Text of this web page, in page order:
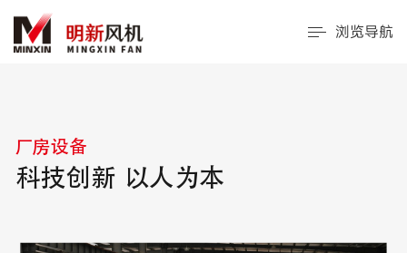
浏览导航
厂房设备
科技创新 以人为本